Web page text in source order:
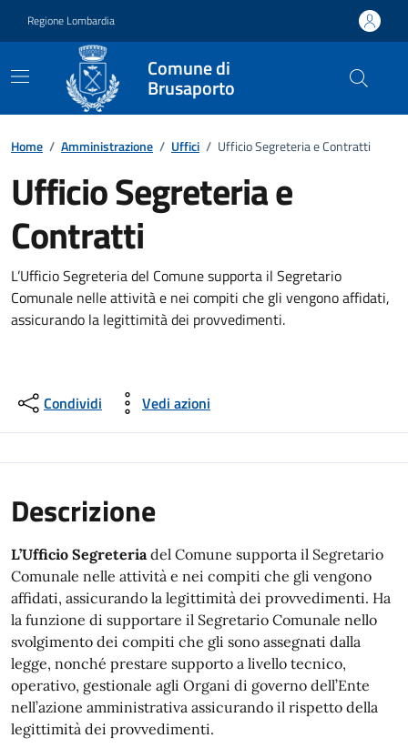
Regione Lombardia
Comune di
Brusaporto
Dettagli dell'ufficio
Home / Amministrazione / Uffici / Ufficio Segreteria e Contratti
Ufficio Segreteria e
Contratti
L’Ufficio Segreteria del Comune supporta il Segretario
Comunale nelle attività e nei compiti che gli vengono affidati,
assicurando la legittimità dei provvedimenti.
Condividi Vedi azioni
Descrizione
L’Ufficio Segreteriadel Comune supporta il Segretario
Comunale nelle attività e nei compiti che gli vengono
affidati, assicurando la legittimità dei provvedimenti. Ha
la funzione di supportare il Segretario Comunale nello
svolgimento dei compiti che gli sono assegnati dalla
legge, nonché prestare supporto a livello tecnico,
operativo, gestionale agli Organi di governo dell’Ente
nell’azione amministrativa assicurando il rispetto della
legittimità dei provvedimenti.